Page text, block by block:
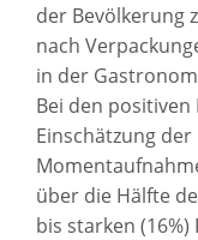
der Bevölkerung
nach
in der
Bei den
Einschätzung
über die Hälfte
bis starken (16%)